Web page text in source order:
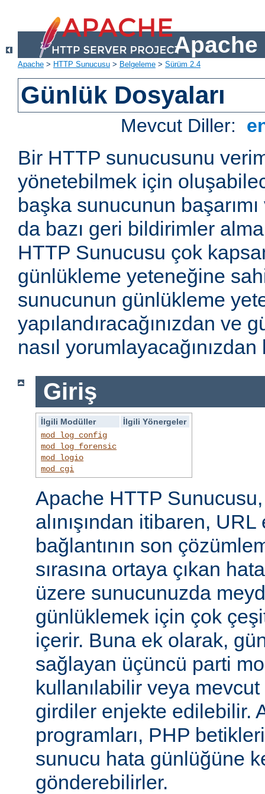
Apache
Apache > HTTP Sunucusu > Belgeleme > Sürüm 2.4
Günlük Dosyaları
Mevcut Diller:
Bir HTTP sunucusunu
yönetebilmek için
başka sunucunun
da bazı geri bildirimler
HTTP Sunucusu çok
günlükleme yeteneğine
sunucunun günlükleme
yapılandıracağınızdan ve
nasıl
Giriş
İlgili Modüller
İlgili Yönergeler
mod_log_config
mod_log_forensic
mod_logio
mod_cgi
Apache HTTP
alınışından itibaren,
bağlantının son
sırasına ortaya çıkan
üzere sunucunuzda
günlüklemek için çok
içerir. Buna ek olarak,
sağlayan üçüncü parti
kullanılabilir veya
girdiler enjekte edilebilir.
programları, PHP
sunucu hata günlüğüne
gönderebilirler.